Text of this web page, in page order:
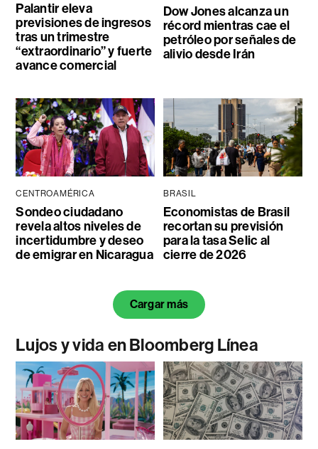
Palantir eleva
previsiones de ingresos
tras un trimestre
“extraordinario” y fuerte
avance comercial
Dow Jones alcanza un
récord mientras cae el
petróleo por señales de
alivio desde Irán
CENTROAMÉRICA
Sondeo ciudadano
revela altos niveles de
incertidumbre y deseo
de emigrar en Nicaragua
BRASIL
Economistas de Brasil
recortan su previsión
para la tasa Selic al
cierre de 2026
Cargar más
Lujos y vida en Bloomberg Línea